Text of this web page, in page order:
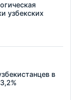
узбекских
в